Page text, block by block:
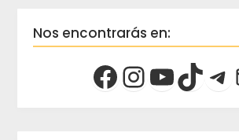
Nos encontrarás en: